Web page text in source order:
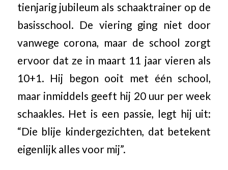
tienjarig jubileum als schaaktrainer op de
basisschool. De viering ging niet door
vanwege corona, maar de school zorgt
ervoor dat ze in maart 11 jaar vieren als
10+1. Hij begon ooit met één school,
maar inmiddels geeft hij 20 uur per week
schaakles. Het is een passie, legt hij uit:
“Die blije kindergezichten, dat betekent
eigenlijk alles voor mij”.